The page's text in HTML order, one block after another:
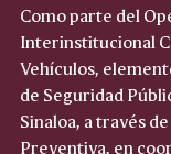
Como parte del
Interinstitucional
Vehículos,
de Seguridad
Sinaloa, a través
Preventiva, en